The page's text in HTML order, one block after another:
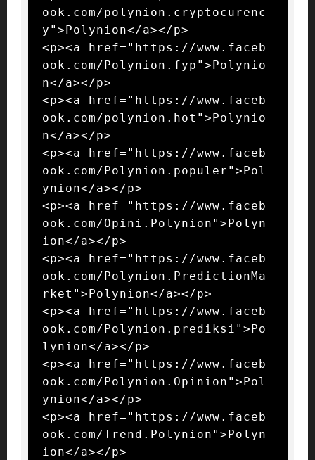
ook.com/polynion.cryptocurenc
y">Polynion</a></p>
<p><a href="https://www.faceb
ook.com/Polynion.fyp">Polynio
n</a></p>
<p><a href="https://www.faceb
ook.com/polynion.hot">Polynio
n</a></p>
<p><a href="https://www.faceb
ook.com/Polynion.populer">Pol
ynion</a></p>
<p><a href="https://www.faceb
ook.com/Opini.Polynion">Polyn
ion</a></p>
<p><a href="https://www.faceb
ook.com/Polynion.PredictionMa
rket">Polynion</a></p>
<p><a href="https://www.faceb
ook.com/Polynion.prediksi">Po
lynion</a></p>
<p><a href="https://www.faceb
ook.com/Polynion.Opinion">Pol
ynion</a></p>
<p><a href="https://www.faceb
ook.com/Trend.Polynion">Polyn
ion</a></p>